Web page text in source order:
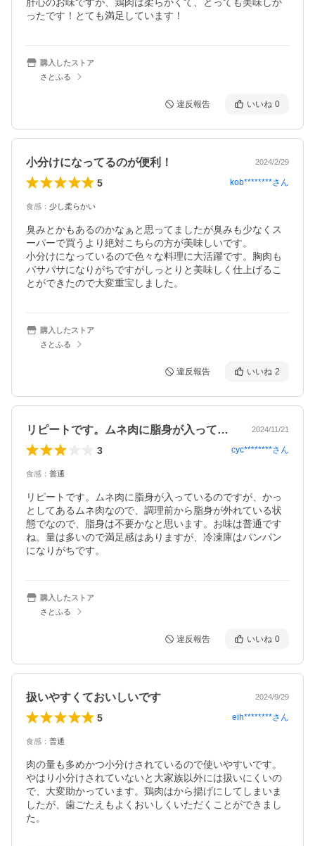
ったです！とても満足しています！
購入したストア
さとふる
違反報告 いいね 0
小分けになってるのが便利！ 2024/2/29
5 kob********さん
食感 ： 少し柔らかい
臭みとかもあるのかなぁと思ってましたが臭みも少なくス
ーパーで買うより絶対こちらの方が美味しいです。
小分けになっているので色々な料理に大活躍です。胸肉も
パサパサになりがちですがしっとりと美味しく仕上げるこ
とができたので大変重宝しました。
購入したストア
さとふる
違反報告 いいね 2
リピートです。ムネ肉に脂身が入っている… 2024/11/21
3 cyc********さん
食感 ： 普通
リピートです。ムネ肉に脂身が入っているのですが、かっ
としてあるムネ肉なので、調理前から脂身が外れている状
態でなので、脂身は不要かなと思います。お味は普通です
ね。量は多いので満足感はありますが、冷凍庫はパンパン
になりがちです。
購入したストア
さとふる
違反報告 いいね 0
扱いやすくておいしいです 2024/9/29
5 eih********さん
食感 ： 普通
肉の量も多めかつ小分けされているので使いやすいです。
やはり小分けされていないと大家族以外には扱いにくいの
で、大変助かっています。鶏肉はから揚げにしてしまいま
したが、歯ごたえもよくおいしくいただくことができまし
た。